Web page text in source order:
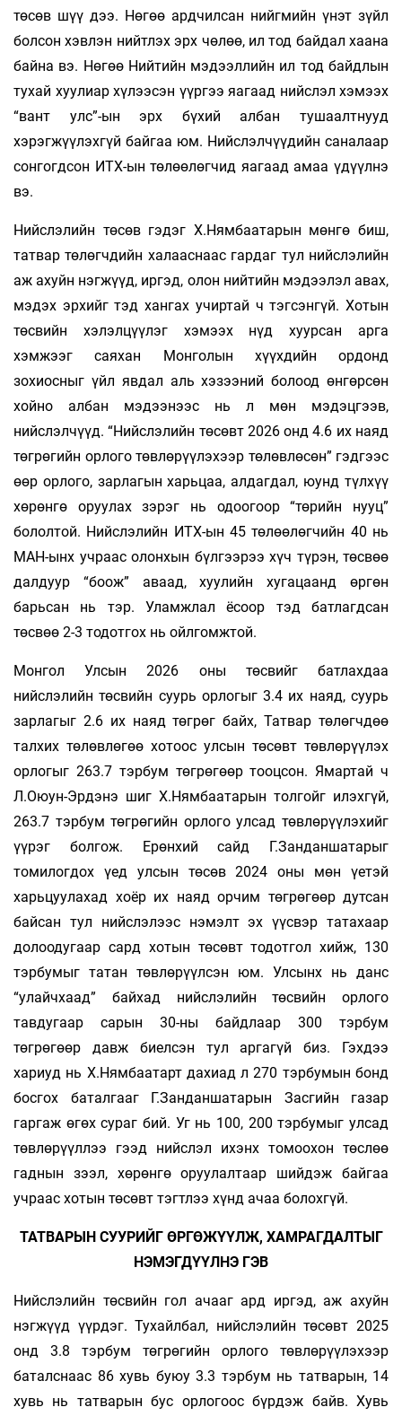
төсөв шүү дээ. Нөгөө ардчилсан нийгмийн үнэт зүйл
болсон хэвлэн нийтлэх эрх чөлөө, ил тод байдал хаана
байна вэ. Нөгөө Нийтийн мэдээллийн ил тод байдлын
тухай хуулиар хүлээсэн үүргээ яагаад нийслэл хэмээх
“вант улс”-ын эрх бүхий албан тушаалтнууд
хэрэгжүүлэхгүй байгаа юм. Нийслэлчүүдийн саналаар
сонгогдсон ИТХ-ын төлөөлөгчид яагаад амаа үдүүлнэ
вэ.
Нийслэлийн төсөв гэдэг Х.Нямбаатарын мөнгө биш,
татвар төлөгчдийн халааснаас гардаг тул нийслэлийн
аж ахуйн нэгжүүд, иргэд, олон нийтийн мэдээлэл авах,
мэдэх эрхийг тэд хангах учиртай ч тэгсэнгүй. Хотын
төсвийн хэлэлцүүлэг хэмээх нүд хуурсан арга
хэмжээг саяхан Монголын хүүхдийн ордонд
зохиосныг үйл явдал аль хэзээний болоод өнгөрсөн
хойно албан мэдээнээс нь л мөн мэдэцгээв,
нийслэлчүүд. “Нийслэлийн төсөвт 2026 онд 4.6 их наяд
төгрөгийн орлого төвлөрүүлэхээр төлөвлөсөн” гэдгээс
өөр орлого, зарлагын харьцаа, алдагдал, юунд түлхүү
хөрөнгө оруулах зэрэг нь одоогоор “төрийн нууц”
бололтой. Нийслэлийн ИТХ-ын 45 төлөөлөгчийн 40 нь
МАН-ынх учраас олонхын бүлгээрээ хүч түрэн, төсвөө
далдуур “боож” аваад, хуулийн хугацаанд өргөн
барьсан нь тэр. Уламжлал ёсоор тэд батлагдсан
төсвөө 2-3 тодотгох нь ойлгомжтой.
Монгол Улсын 2026 оны төсвийг батлахдаа
нийслэлийн төсвийн суурь орлогыг 3.4 их наяд, суурь
зарлагыг 2.6 их наяд төгрөг байх, Татвар төлөгчдөө
талхих төлөвлөгөө хотоос улсын төсөвт төвлөрүүлэх
орлогыг 263.7 тэрбум төгрөгөөр тооцсон. Ямартай ч
Л.Оюун-Эрдэнэ шиг Х.Нямбаатарын толгойг илэхгүй,
263.7 тэрбум төгрөгийн орлого улсад төвлөрүүлэхийг
үүрэг болгож. Ерөнхий сайд Г.Занданшатарыг
томилогдох үед улсын төсөв 2024 оны мөн үетэй
харьцуулахад хоёр их наяд орчим төгрөгөөр дутсан
байсан тул нийслэлээс нэмэлт эх үүсвэр татахаар
долоодугаар сард хотын төсөвт тодотгол хийж, 130
тэрбумыг татан төвлөрүүлсэн юм. Улсынх нь данс
“улайчхаад” байхад нийслэлийн төсвийн орлого
тавдугаар сарын 30-ны байдлаар 300 тэрбум
төгрөгөөр давж биелсэн тул аргагүй биз. Гэхдээ
хариуд нь Х.Нямбаатарт дахиад л 270 тэрбумын бонд
босгох баталгааг Г.Занданшатарын Засгийн газар
гаргаж өгөх сураг бий. Уг нь 100, 200 тэрбумыг улсад
төвлөрүүллээ гээд нийслэл ихэнх томоохон төслөө
гаднын зээл, хөрөнгө оруулалтаар шийдэж байгаа
учраас хотын төсөвт тэгтлээ хүнд ачаа болохгүй.
ТАТВАРЫН СУУРИЙГ ӨРГӨЖҮҮЛЖ, ХАМРАГДАЛТЫГ
НЭМЭГДҮҮЛНЭ ГЭВ
Нийслэлийн төсвийн гол ачааг ард иргэд, аж ахуйн
нэгжүүд үүрдэг. Тухайлбал, нийслэлийн төсөвт 2025
онд 3.8 тэрбум төгрөгийн орлого төвлөрүүлэхээр
баталснаас 86 хувь буюу 3.3 тэрбум нь татварын, 14
хувь нь татварын бус орлогоос бүрдэж байв. Хувь